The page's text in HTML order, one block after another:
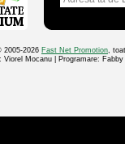
2005-2026 Fast Net Promotion,
Viorel Mocanu | Programare: